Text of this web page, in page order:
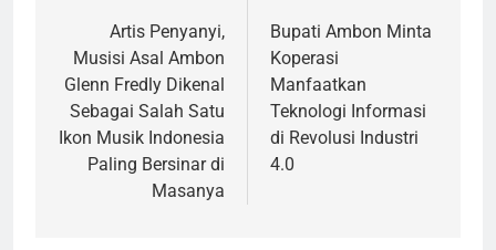
navigation
Artis Penyanyi,
Musisi Asal Ambon
Glenn Fredly Dikenal
Sebagai Salah Satu
Ikon Musik Indonesia
Paling Bersinar di
Masanya
Bupati Ambon Minta
Koperasi
Manfaatkan
Teknologi Informasi
di Revolusi Industri
4.0